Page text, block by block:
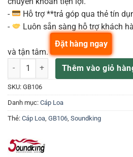
-
Hỗ trợ **trả góp qua thẻ tín
-
Luôn sẵn sàng hỗ trợ khách
và tận tâm.
Dây Loa soundking GB106 số lượng
Thêm vào giỏ
Đặt hàng ngay
SKU: GB106
Danh mục: Cáp Loa
Thẻ: Cáp Loa GB106 Soundking